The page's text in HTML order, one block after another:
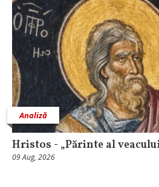
Analiză
Hristos - „Părinte al veacului
09 Aug, 2026